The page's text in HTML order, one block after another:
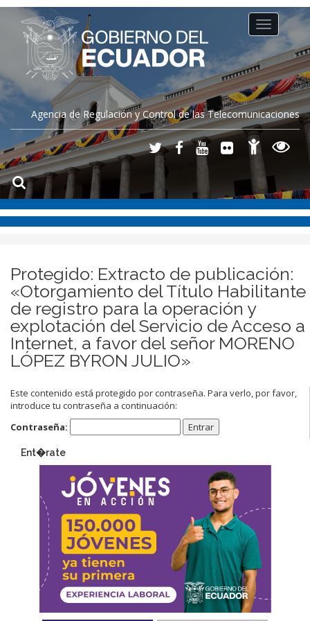
Agencia de Regulación y Control de las Telecomunicaciones
Toggle
navigation
Protegido: Extracto de publicación:
«Otorgamiento del Título Habilitante
de registro para la operación y
explotación del Servicio de Acceso a
Internet, a favor del señor MORENO
LÓPEZ BYRON JULIO»
Este contenido está protegido por contraseña. Para verlo, por favor,
introduce tu contraseña a continuación:
Contraseña:
Ent�rate